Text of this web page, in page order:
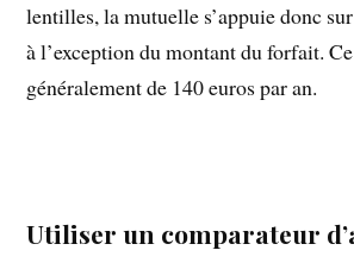
lentilles, la mutuelle s’appuie donc
à l’exception du montant du forfait.
généralement de 140 euros par an.
Utiliser un comparateur